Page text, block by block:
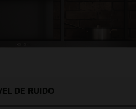
DE RUÍDO